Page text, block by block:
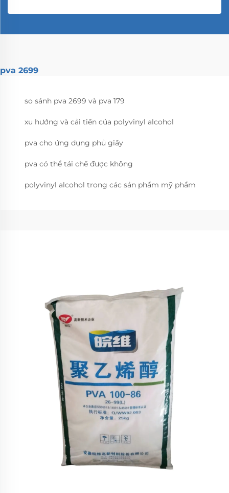
pva 2699
so sánh pva 2699 và pva 179
xu hướng và cải tiến của polyvinyl alcohol
pva cho ứng dụng phủ giấy
pva có thể tái chế được không
polyvinyl alcohol trong các sản phẩm mỹ phẩm